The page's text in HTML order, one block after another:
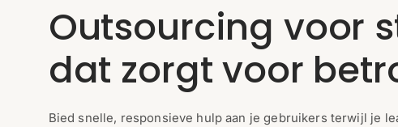
Outsourcing voor
dat zorgt voor
Bied snelle, responsieve hulp aan je gebruikers terwijl je